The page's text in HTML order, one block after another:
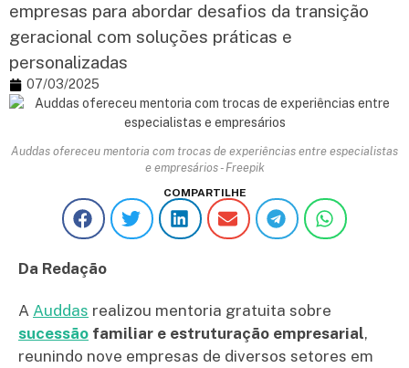
empresas para abordar desafios da transição
geracional com soluções práticas e
personalizadas
07/03/2025
Auddas ofereceu mentoria com trocas de experiências entre especialistas
e empresários - Freepik
COMPARTILHE
Da Redação
A Auddas realizou mentoria gratuita sobre
sucessão familiar e estruturação empresarial,
reunindo nove empresas de diversos setores em